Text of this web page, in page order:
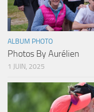
ALBUM PHOTO
Photos By Aurélien
1 JUIN, 2025